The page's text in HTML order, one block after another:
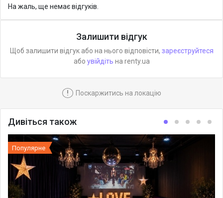
На жаль, ще немає відгуків.
Залишити відгук
Щоб залишити відгук або на нього відповісти, зареєструйтеся
або увійдіть на renty.ua
! Поскаржитись на локацію
Дивіться також
Популярне